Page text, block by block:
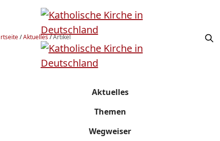
/Aktuelles/Artikel
Aktuelles
Themen
Wegweiser